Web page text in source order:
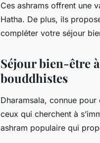
Ces ashrams offrent une
Hatha. De plus, ils
compléter votre séjour
Séjour bien-être
bouddhistes
Dharamsala, connue
ceux qui cherchent à
ashram populaire qui